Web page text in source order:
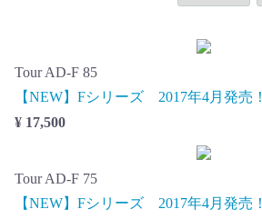
Tour AD-F 85
【NEW】Fシリーズ 2017年4月発売！
¥ 17,500
Tour AD-F 75
【NEW】Fシリーズ 2017年4月発売！